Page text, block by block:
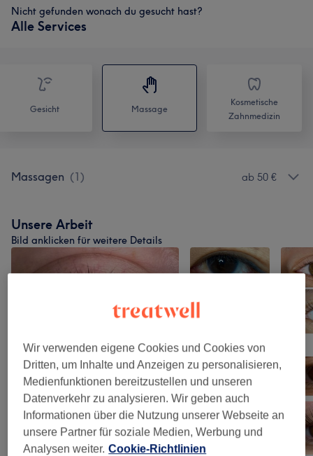
Nicht gefunden wonach du gesucht hast?
Alle Services
Gesicht Massage
Kosmetische
Zahnmedizin
Massagen (1) ab 50 €
Unsere Arbeit
Bild anklicken für weitere Details
Wir verwenden eigene Cookies und Cookies von
Dritten, um Inhalte und Anzeigen zu personalisieren,
Medienfunktionen bereitzustellen und unseren
Datenverkehr zu analysieren. Wir geben auch
Informationen über die Nutzung unserer Webseite an
unsere Partner für soziale Medien, Werbung und
Analysen weiter. Cookie-Richtlinien